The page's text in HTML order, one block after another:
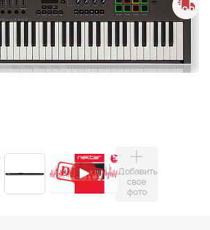
Добавить
свое
фото